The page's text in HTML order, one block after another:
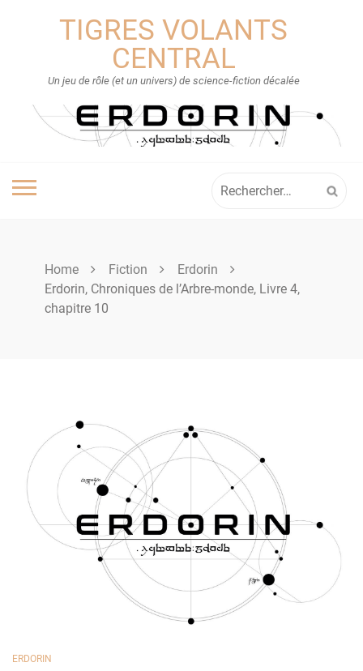
TIGRES VOLANTS
CENTRAL
Un jeu de rôle (et un univers) de science-fiction décalée
Home Fiction
Erdorin
Erdorin, Chroniques de l’Arbre-monde, Livre 4,
chapitre 10
ERDORIN